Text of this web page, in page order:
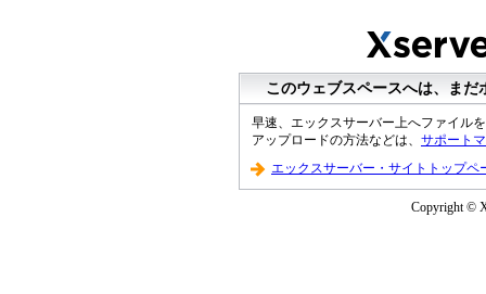
このウェブスペースへは、ま
早速、エックスサーバー上へファイル
アップロードの方法などは、 サポート
エックスサーバー・サイトトップペ
Copyright ©